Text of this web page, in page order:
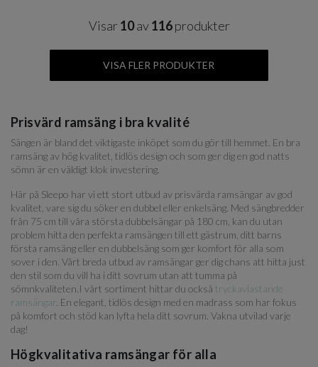
Visar 10av116produkter
VISA FLER PRODUKTER
Prisvärd ramsäng i bra kvalité
Sängen är bland det viktigaste inköpet som du gör till hemmet. En bra
ramsäng av hög kvalitet, tidlös design och som ger dig en god natts
sömn är en väldigt klok investering.
Här på Sleepo har vi ett stort utbud av prisvärda ramsängar av god
kvalitet, vare sig du söker en dubbel eller enkelsäng. Med sängbredder
från 75 cm till våra största dubbelsängar på 180 cm, kan du utan
problem hitta den perfekta ramsängen till ett gästrum, ditt barns
första ramsäng eller en dubbelsäng som ger komfort för alla som
sover i den. Vårt breda utbud av ramsängar ger dig chans att hitta just
den stil som du vill ha i ditt sovrum utan att tumma på
sömnkvaliteten.I vårt sortiment hittar du också tryckavlastande
ramsängar . En elegant, tidlös design med en madrass som har fokus
på komfort och stöd kan lyfta hela ditt sovrum. Vakna utvilad varje
dag!
Högkvalitativa ramsängar för alla